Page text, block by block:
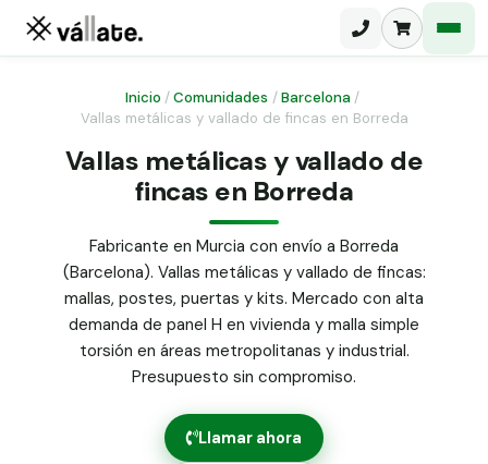
Malla ganadera
Malla simple torsión
Malla triple torsión
Panel malla H.
Puerta abatible dos hojas
Puerta acceso peatonal
Poste malla Hércules
Poste malla simple torsión
Alambre de espino galvanizado
Abrazadera PVC malla H.
Inicio /Comunidades / Barcelona /
Vallas metálicas y vallado de fincas en Borreda
Vallas metálicas y vallado de
fincas en Borreda
Fabricante en Murcia con envío a Borreda
(Barcelona). Vallas metálicas y vallado de fincas:
mallas, postes, puertas y kits. Mercado con alta
demanda de panel H en vivienda y malla simple
torsión en áreas metropolitanas y industrial.
Presupuesto sin compromiso.
Llamar ahora